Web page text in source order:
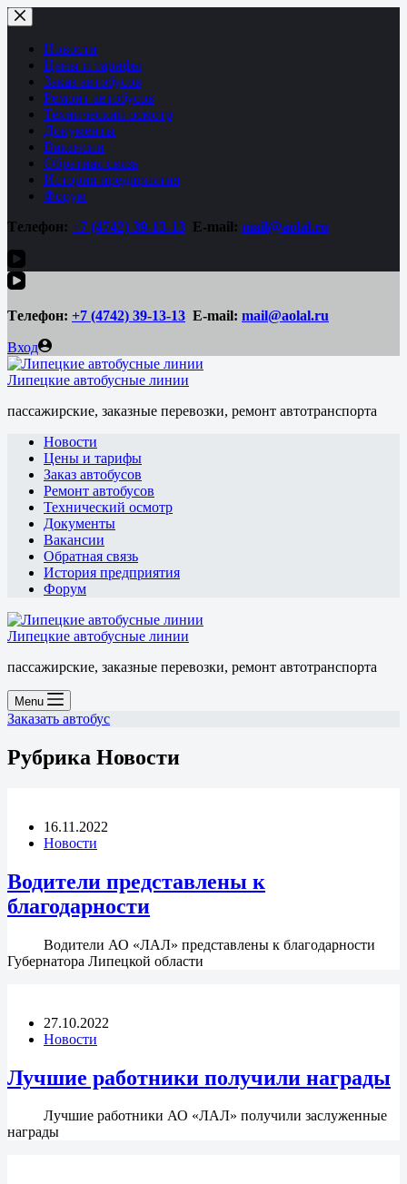
Перейти
к
сути
Новости
Цены и тарифы
Заказ автобусов
Ремонт автобусов
Технический осмотр
Документы
Вакансии
Обратная связь
История предприятия
Форум
Tелефон: +7 (4742) 39-13-13 E-mail: mail@aolal.ru
Tелефон: +7 (4742) 39-13-13 E-mail: mail@aolal.ru
Вход
Липецкие автобусные линии
пассажирские, заказные перевозки, ремонт автотранспорта
Новости
Цены и тарифы
Заказ автобусов
Ремонт автобусов
Технический осмотр
Документы
Вакансии
Обратная связь
История предприятия
Форум
Липецкие автобусные линии
пассажирские, заказные перевозки, ремонт автотранспорта
Menu
Заказать автобус
Рубрика Новости
16.11.2022
Новости
Водители представлены к
благодарности
Водители АО «ЛАЛ» представлены к благодарности
Губернатора Липецкой области
27.10.2022
Новости
Лучшие работники получили награды
Лучшие работники АО «ЛАЛ» получили заслуженные
награды